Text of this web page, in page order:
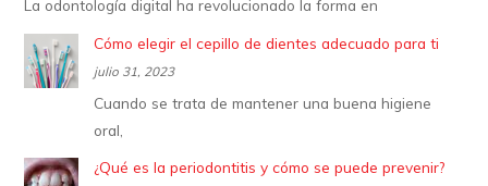
La odontología digital ha revolucionado la forma en
Cómo elegir el cepillo de dientes adecuado para ti
julio 31, 2023
Cuando se trata de mantener una buena higiene
oral,
¿Qué es la periodontitis y cómo se puede prevenir?